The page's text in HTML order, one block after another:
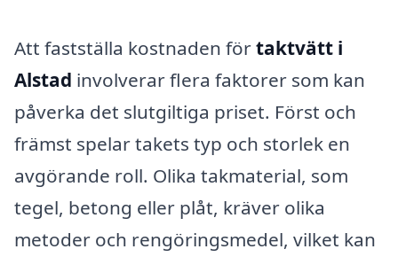
Att fastställa kostnaden förtaktvätt i
Alstad involverar flera faktorer som kan
påverka det slutgiltiga priset. Först och
främst spelar takets typ och storlek en
avgörande roll. Olika takmaterial, som
tegel, betong eller plåt, kräver olika
metoder och rengöringsmedel, vilket kan